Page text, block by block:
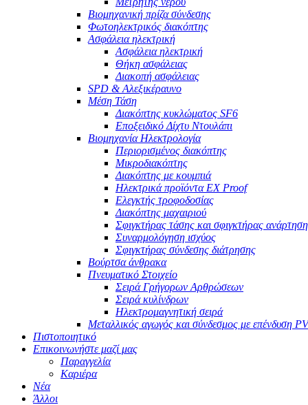
Βιομηχανική πρίζα σύνδεσης
Φωτοηλεκτρικός διακόπτης
Ασφάλεια ηλεκτρική
Ασφάλεια ηλεκτρική
Θήκη ασφάλειας
Διακοπή ασφάλειας
SPD & Αλεξικέραυνο
Μέση Τάση
Διακόπτης κυκλώματος SF6
Εποξειδικό Δίχτυ Ντουλάπι
Βιομηχανία Ηλεκτρολογία
Περιορισμένος διακόπτης
Μικροδιακόπτης
Διακόπτης με κουμπιά
Ηλεκτρικά προϊόντα EX Proof
Ελεγκτής τροφοδοσίας
Διακόπτης μαχαιριού
Σφιγκτήρας τάσης και σφιγκτήρας
Συναρμολόγηση ισχύος
Σφιγκτήρας σύνδεσης διάτρησης
Βούρτσα άνθρακα
Πνευματικό Στοιχείο
Σειρά Γρήγορων Αρθρώσεων
Σειρά κυλίνδρων
Ηλεκτρομαγνητική σειρά
Μεταλλικός αγωγός και σύνδεσμος με επένδυση
Πιστοποιητικό
Επικοινωνήστε μαζί μας
Παραγγελία
Καριέρα
Νέα
Άλλοι